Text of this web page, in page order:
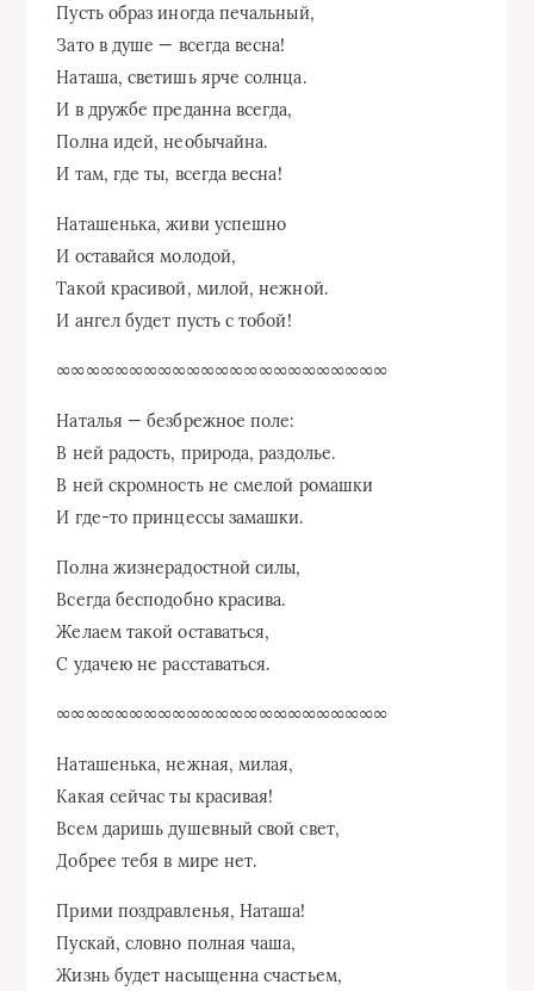
Пусть образ иногда печальный,
Зато в душе — всегда весна!
Наташа, светишь ярче солнца.
И в дружбе преданна всегда,
Полна идей, необычайна.
И там, где ты, всегда весна!
Наташенька, живи успешно
И оставайся молодой,
Такой красивой, милой, нежной.
И ангел будет пусть с тобой!
∞∞∞∞∞∞∞∞∞∞∞∞∞∞∞∞∞∞∞∞∞∞∞
Наталья — безбрежное поле:
В ней радость, природа, раздолье.
В ней скромность не смелой ромашки
И где-то принцессы замашки.
Полна жизнерадостной силы,
Всегда бесподобно красива.
Желаем такой оставаться,
С удачею не расставаться.
∞∞∞∞∞∞∞∞∞∞∞∞∞∞∞∞∞∞∞∞∞∞∞
Наташенька, нежная, милая,
Какая сейчас ты красивая!
Всем даришь душевный свой свет,
Добрее тебя в мире нет.
Прими поздравленья, Наташа!
Пускай, словно полная чаша,
Жизнь будет насыщенна счастьем,